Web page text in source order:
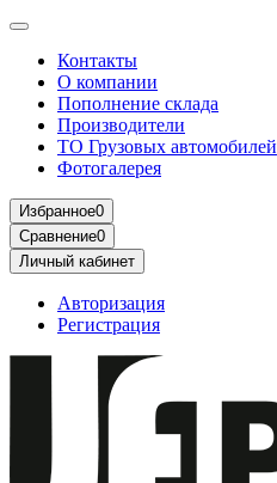
Контакты
О компании
Пополнение склада
Производители
ТО Грузовых автомобилей
Фотогалерея
Избранное0
Сравнение0
Личный кабинет
Авторизация
Регистрация